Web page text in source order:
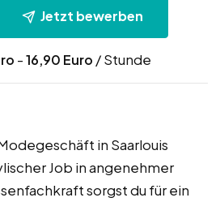
Jetzt bewerben
-16,90 Euro / Stunde
in Saarlouis
Job in angenehmer
sorgst du für ein